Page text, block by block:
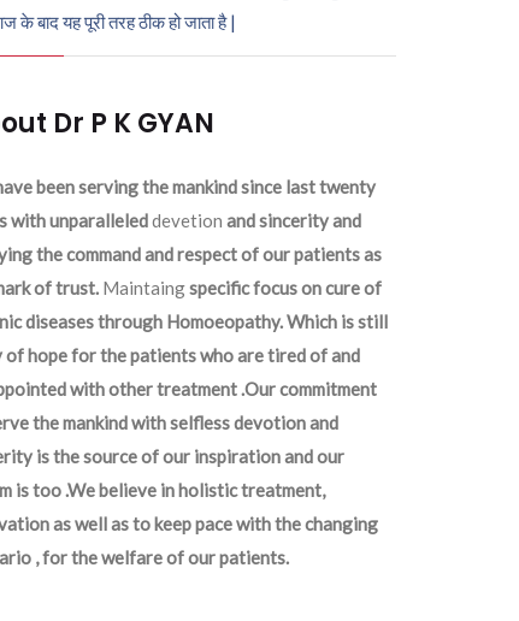
के बाद यह पूरी तरह ठीक हो जाता है |
Dr P K GYAN
been serving the mankind since last twenty
with unparalleleddevetion and sincerity and
the command and respect of our patients as
of trust. Maintaingspecific focus on cure of
diseases through Homoeopathy. Which is still
of hope for the patients who are tired of and
with other treatment .Our commitment
the mankind with selfless devotion and
is the source of our inspiration and our
is too .We believe in holistic treatment,
as well as to keep pace with the changing
, for the welfare of our patients.